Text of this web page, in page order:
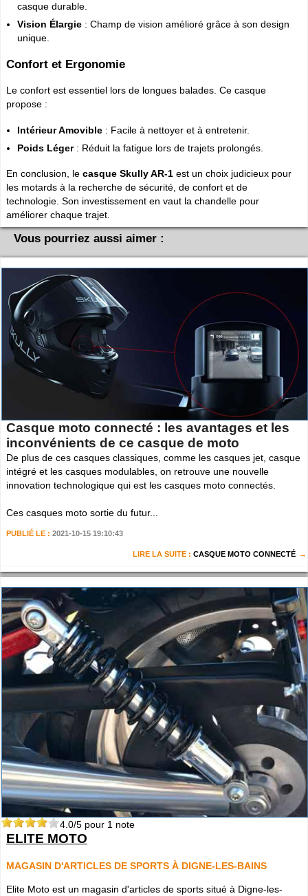
casque durable.
Vision Élargie : Champ de vision amélioré grâce à son design
unique.
Confort et Ergonomie
Le confort est essentiel lors de longues balades. Ce casque
propose :
Intérieur Amovible : Facile à nettoyer et à entretenir.
Poids Léger: Réduit la fatigue lors de trajets prolongés.
En conclusion, lecasque Skully AR-1 est un choix judicieux pour
les motards à la recherche de sécurité, de confort et de
technologie. Son investissement en vaut la chandelle pour
améliorer chaque trajet.
Vous pourriez aussi aimer :
Casque moto connecté : les avantages et les
inconvénients de ce casque de moto
De plus de ces casques classiques, comme les casques jet, casque
intégré et les casques modulables, on retrouve une nouvelle
innovation technologique qui est les casques moto connectés.
Ces casques moto sortie du futur...
PUBLIÉ LE : 2021-10-15 19:10:43
LIRE LA SUITE : CASQUE MOTO CONNECTÉ
4.0/5 pour 1 note
ELITE MOTO
MAGASIN D'ARTICLES DE SPORTS À DIGNE-LES-BAINS
Elite Moto est un magasin d'articles de sports situé à Digne-les-